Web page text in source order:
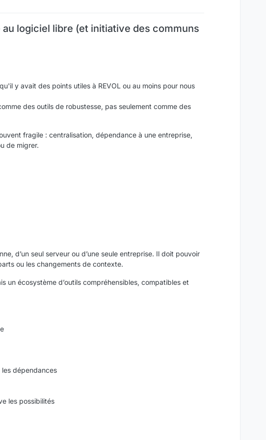
logiciel libre (et initiative des communs
y avait des points utiles à REVOL ou au moins pour nous
des outils de robustesse, pas seulement comme des
fragile : centralisation, dépendance à une entreprise,
de migrer.
d’un seul serveur ou d’une seule entreprise. Il doit pouvoir
ou les changements de contexte.
un écosystème d’outils compréhensibles, compatibles et
dépendances
les possibilités